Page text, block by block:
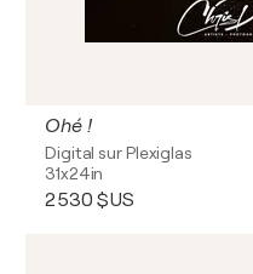
Ohé !
Digital sur Plexiglas
31x24in
2 530 $US